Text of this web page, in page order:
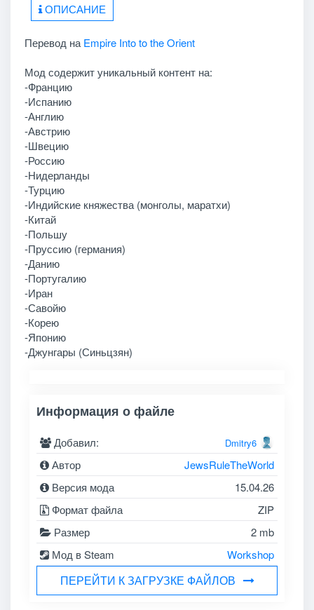
ОПИСАНИЕ
Перевод на Empire Into to the Orient
Мод содержит уникальный контент на:
-Францию
-Испанию
-Англию
-Австрию
-Швецию
-Россию
-Нидерланды
-Турцию
-Индийские княжества (монголы, маратхи)
-Китай
-Польшу
-Пруссию (германия)
-Данию
-Португалию
-Иран
-Савойю
-Корею
-Японию
-Джунгары (Синьцзян)
Информация о файле
Добавил: Dmitry6
Автор
JewsRuleTheWorld
Версия мода
15.04.26
Формат файла
ZIP
Размер
2 mb
Мод в Steam
Workshop
ПЕРЕЙТИ К ЗАГРУЗКЕ ФАЙЛОВ